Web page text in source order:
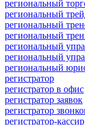
региональный
региональный
региональный
региональный
региональный
региональный
региональный
регистратор
регистратор в офис
регистратор заявок
регистратор
регистратор-кассир